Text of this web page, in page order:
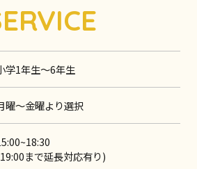
学1年生～6年生
曜～金曜より選択
まで延長対応有り)